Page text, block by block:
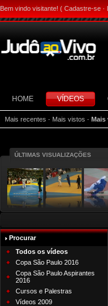
Bem vindo visitante! ( Cadastre-se ·
HOME VÍDEOS
Mais recentes · Mais vistos · Mais
ÚLTIMAS VISUALIZAÇÕES
Procurar
Todos os vídeos
Copa São Paulo 2016
Copa São Paulo Aspirantes
2016
Cursos e Palestras
Vídeos 2009